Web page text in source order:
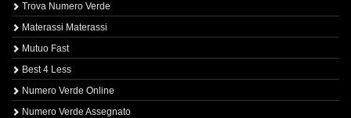
Trova Numero Verde
Materassi Materassi
Mutuo Fast
Best 4 Less
Numero Verde Online
Numero Verde Assegnato